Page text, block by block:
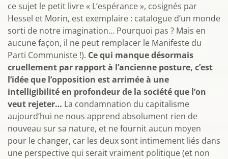
ce sujet le petit livre « L’espérance », cosignés par
Hessel et Morin, est exemplaire : catalogue d’un monde
sorti de notre imagination… Pourquoi pas ? Mais en
aucune façon, il ne peut remplacer le Manifeste du
Parti Communiste !). Ce qui manque désormais
cruellement par rapport à l’ancienne posture, c’est
l’idée que l’opposition est arrimée à une
intelligibilité en profondeur de la société que l’on
veut rejeter… La condamnation du capitalisme
aujourd’hui ne nous apprend absolument rien de
nouveau sur sa nature, et ne fournit aucun moyen
pour le changer, car les deux sont intimement liés dans
une perspective qui serait vraiment politique (et non